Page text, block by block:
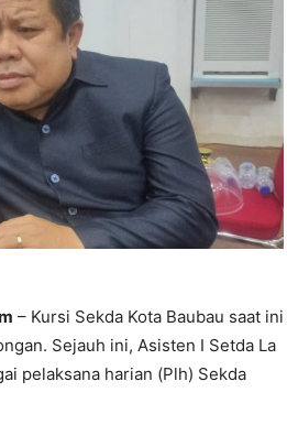
– Kursi Sekda Kota Baubau saat ini
Sejauh ini, Asisten I Setda La
pelaksana harian (Plh) Sekda